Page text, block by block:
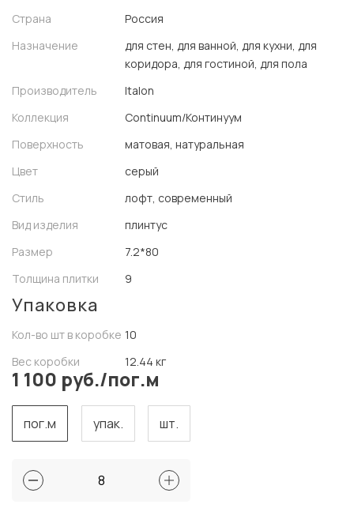
Страна
Россия
Назначение
для стен, для ванной, для кухни, для
коридора, для гостиной, для пола
Производитель
Italon
Коллекция
Continuum/Континуум
Поверхность
матовая, натуральная
Цвет
серый
Стиль
лофт, современный
Вид изделия
плинтус
Размер
7.2*80
Толщина плитки
9
Упаковка
Кол-во шт в коробке 10
Вес коробки
12.44 кг
1 100 руб./пог.м
пог.м упак. шт.